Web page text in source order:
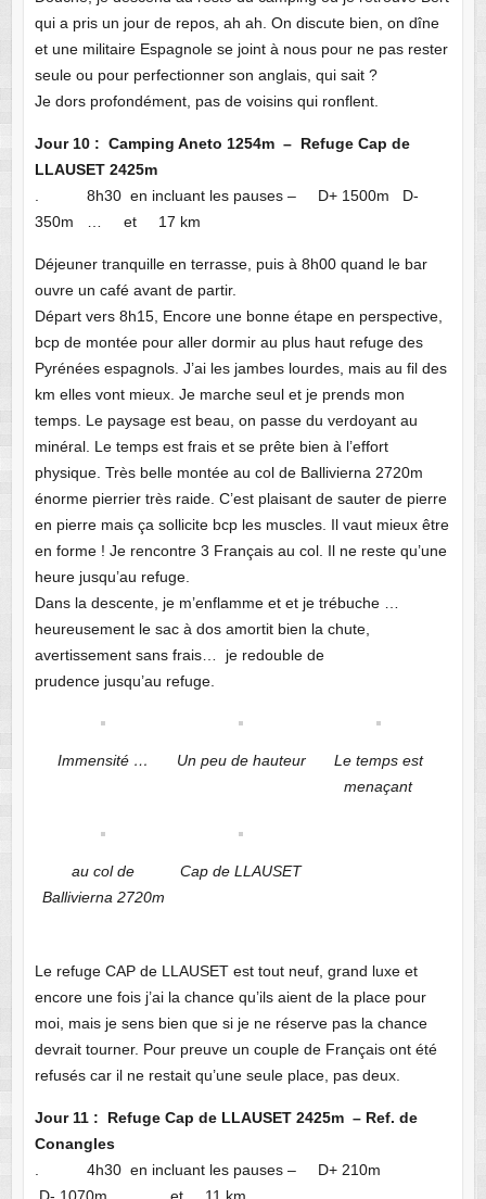
qui a pris un jour de repos, ah ah. On discute bien, on dîne
et une militaire Espagnole se joint à nous pour ne pas rester
seule ou pour perfectionner son anglais, qui sait ?
Je dors profondément, pas de voisins qui ronflent.
Jour 10 : Camping Aneto 1254m – Refuge Cap de
LLAUSET 2425m
. 8h30 en incluant les pauses – D+ 1500m D-
350m … et 17 km
Déjeuner tranquille en terrasse, puis à 8h00 quand le bar
ouvre un café avant de partir.
Départ vers 8h15, Encore une bonne étape en perspective,
bcp de montée pour aller dormir au plus haut refuge des
Pyrénées espagnols. J’ai les jambes lourdes, mais au fil des
km elles vont mieux. Je marche seul et je prends mon
temps. Le paysage est beau, on passe du verdoyant au
minéral. Le temps est frais et se prête bien à l’effort
physique. Très belle montée au col de Ballivierna 2720m
énorme pierrier très raide. C’est plaisant de sauter de pierre
en pierre mais ça sollicite bcp les muscles. Il vaut mieux être
en forme ! Je rencontre 3 Français au col. Il ne reste qu’une
heure jusqu’au refuge.
Dans la descente, je m’enflamme et et je trébuche …
heureusement le sac à dos amortit bien la chute,
avertissement sans frais… je redouble de
prudence jusqu’au refuge.
Immensité … Un peu de hauteur
Le temps est
menaçant
au col de
Ballivierna 2720m
Cap de LLAUSET
Le refuge CAP de LLAUSET est tout neuf, grand luxe et
encore une fois j’ai la chance qu’ils aient de la place pour
moi, mais je sens bien que si je ne réserve pas la chance
devrait tourner. Pour preuve un couple de Français ont été
refusés car il ne restait qu’une seule place, pas deux.
Jour 11 : Refuge Cap de LLAUSET 2425m – Ref. de
Conangles
. 4h30 en incluant les pauses – D+ 210m